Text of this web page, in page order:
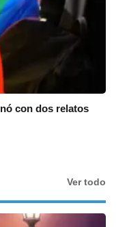
con dos relatos
Ver todo